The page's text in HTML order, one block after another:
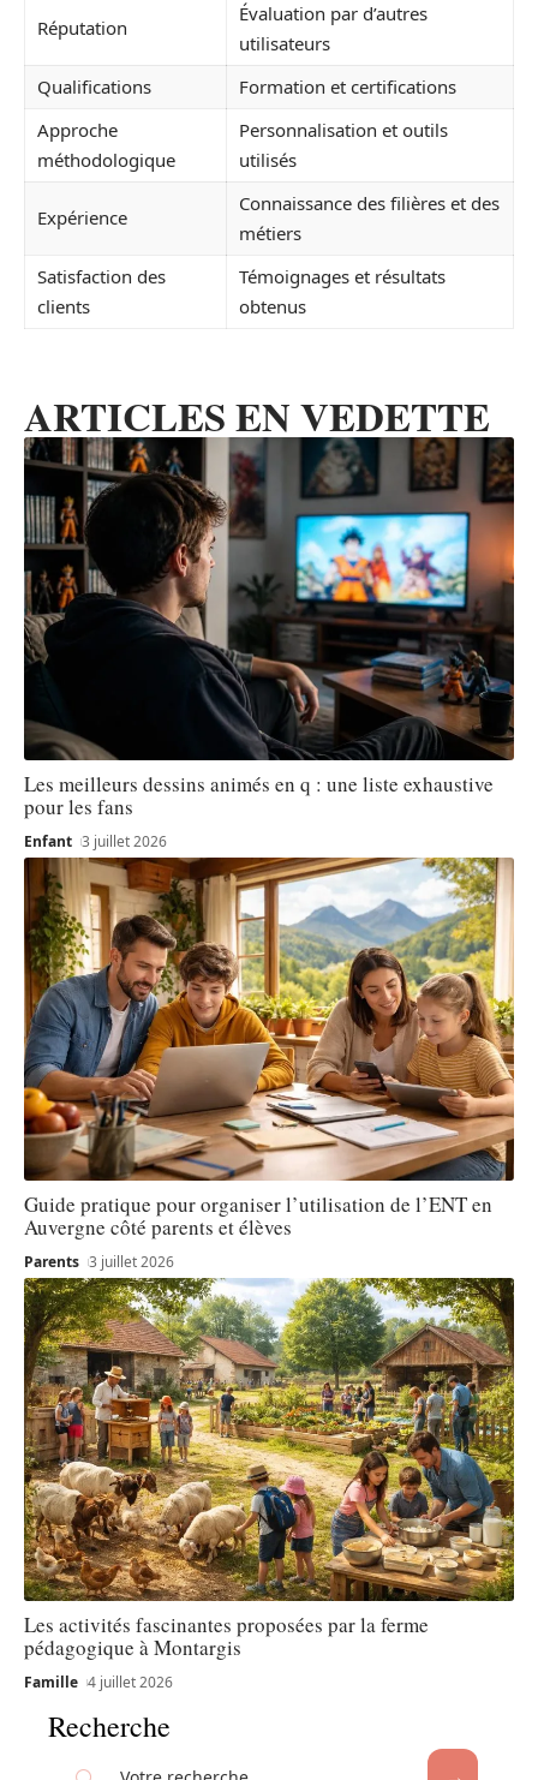
Réputation
Évaluation par d’autres
utilisateurs
Qualifications
Formation et certifications
Approche
méthodologique
Personnalisation et outils
utilisés
Expérience
Connaissance des filières et des
métiers
Satisfaction des
clients
Témoignages et résultats
obtenus
ARTICLES EN VEDETTE
Les meilleurs dessins animés en q : une liste exhaustive
pour les fans
Enfant 3 juillet 2026
Guide pratique pour organiser l’utilisation de l’ENT en
Auvergne côté parents et élèves
Parents 3 juillet 2026
Les activités fascinantes proposées par la ferme
pédagogique à Montargis
Famille 4 juillet 2026
Recherche